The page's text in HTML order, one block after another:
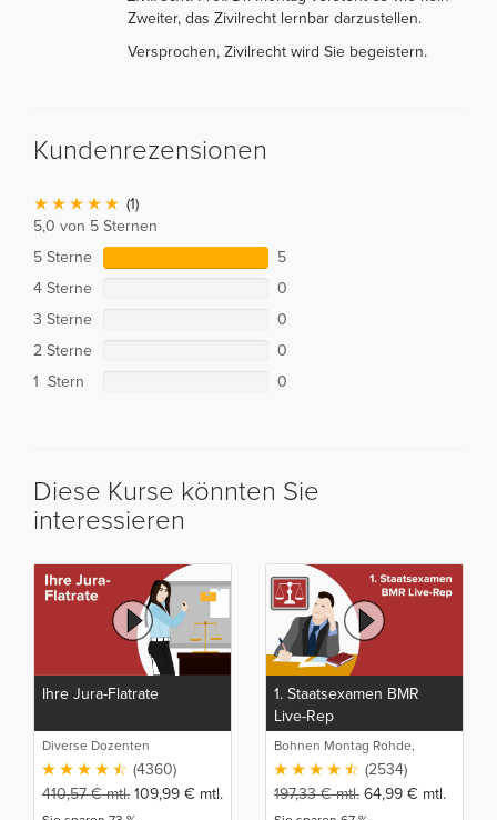
Zweiter, das Zivilrecht lernbar darzustellen.
Versprochen, Zivilrecht wird Sie begeistern.
Kundenrezensionen
(1)
5,0 von 5 Sternen
5 Sterne
5
4 Sterne
0
3 Sterne
0
2 Sterne
0
1 Stern
0
Diese Kurse könnten Sie
interessieren
Ihre Jura-Flatrate
Diverse Dozenten
(4360)
410,57€mtl. 109,99 € mtl.
1. Staatsexamen BMR
Live-Rep
Bohnen Montag Rohde,
Juristische Intensivlehrgänge
(2534)
197,33€mtl. 64,99 € mtl.